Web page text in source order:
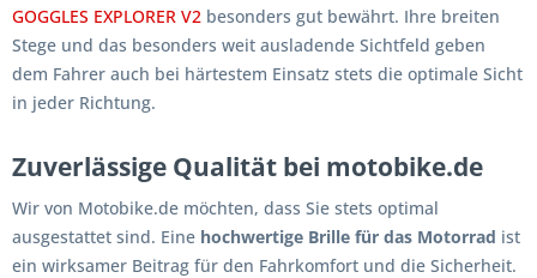
GOGGLES EXPLORER V2 besonders gut bewährt. Ihre breiten
Stege und das besonders weit ausladende Sichtfeld geben
dem Fahrer auch bei härtestem Einsatz stets die optimale Sicht
in jeder Richtung.
Zuverlässige Qualität bei motobike.de
Wir von Motobike.de möchten, dass Sie stets optimal
ausgestattet sind. Eine hochwertige Brille für das Motorrad ist
ein wirksamer Beitrag für den Fahrkomfort und die Sicherheit.